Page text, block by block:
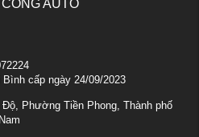
AUTO
cấp ngày 24/09/2023
Phường Tiền Phong, Thành phố